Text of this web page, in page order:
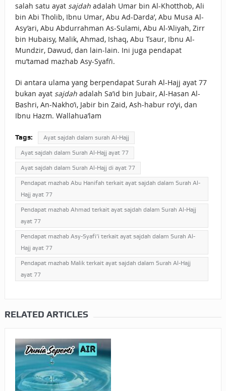
salah satu ayat sajdah adalah Umar bin Al-Khotthob, Ali
bin Abi Tholib, Ibnu Umar, Abu Ad-Darda’, Abu Musa Al-
Asy’ari, Abu Abdurrahman As-Sulami, Abu Al-‘Aliyah, Zirr
bin Hubaisy, Malik, Ahmad, Ishaq, Abu Tsaur, Ibnu Al-
Mundzir, Dawud, dan lain-lain. Ini juga pendapat
mu’tamad mazhab Asy-Syafi’i.
Di antara ulama yang berpendapat Surah Al-Hajj ayat 77
bukan ayat sajdah adalah Sa’id bin Jubair, Al-Hasan Al-
Bashri, An-Nakho’i, Jabir bin Zaid, Ash-habur ro’yi, dan
Ibnu Hazm. Wallahua’lam
Tags: Ayat sajdah dalam surah Al-Hajj
Ayat sajdah dalam Surah Al-Hajj ayat 77
Ayat sajdah dalam Surah Al-Hajj di ayat 77
Pendapat mazhab Abu Hanifah terkait ayat sajdah dalam Surah Al-
Hajj ayat 77
Pendapat mazhab Ahmad terkait ayat sajdah dalam Surah Al-Hajj
ayat 77
Pendapat mazhab Asy-Syafi’i terkait ayat sajdah dalam Surah Al-
Hajj ayat 77
Pendapat mazhab Malik terkait ayat sajdah dalam Surah Al-Hajj
ayat 77
RELATED ARTICLES